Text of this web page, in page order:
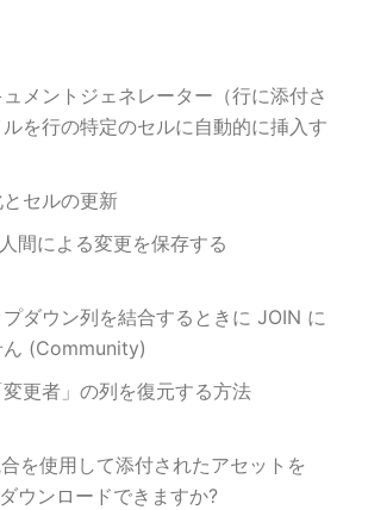
メントジェネレーター（行に添付さ
を行の特定のセルに自動的に挿入す
セルの更新
間による変更を保存する
ダウン列を結合するときに JOIN に
ん (Community)
変更者」の列を復元する方法
を使用して添付されたアセットを
ウンロードできますか?